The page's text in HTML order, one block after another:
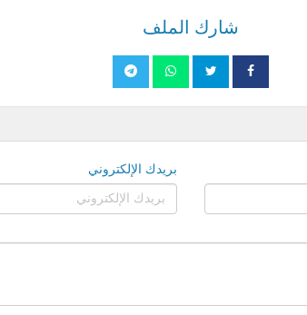
شارك الملف
بريدك الإلكتروني